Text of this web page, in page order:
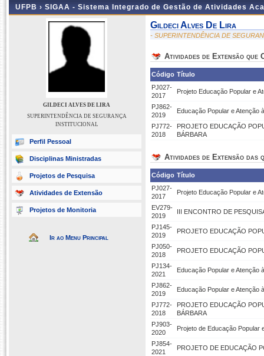
UFPB › SIGAA - Sistema Integrado de Gestão de Atividades
GILDECI ALVES DE LIRA
SUPERINTENDÊNCIA DE SEGURANÇA
INSTITUCIONAL
Perfil Pessoal
Disciplinas Ministradas
Projetos de Pesquisa
Atividades de Extensão
Projetos de Monitoria
Ir ao Menu Principal
Gildeci Alves De Lira
- SUPERINTENDÊNCIA DE
Atividades de Extensão que
Código Título
PJ027-
2017
Projeto Educação Popular e
PJ862-
2019
Educação Popular e Atenção
PJ772-
2018
PROJETO EDUCAÇÃO
BÁRBARA
Atividades de Extensão das
Código Título
PJ027-
2017
Projeto Educação Popular e
EV279-
2019
III ENCONTRO DE
PJ145-
2019
PROJETO EDUCAÇÃO
PJ050-
2018
PROJETO EDUCAÇÃO
PJ134-
2021
Educação Popular e Atenção
PJ862-
2019
Educação Popular e Atenção
PJ772-
2018
PROJETO EDUCAÇÃO
BÁRBARA
PJ903-
2020
Projeto de Educação Popular
PJ854-
2021
PROJETO DE EDUCAÇÃO